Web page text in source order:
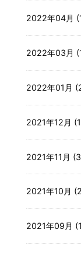
2022年04月
2022年03月
2022年01月
2021年12月
2021年11月
2021年10月
2021年09月